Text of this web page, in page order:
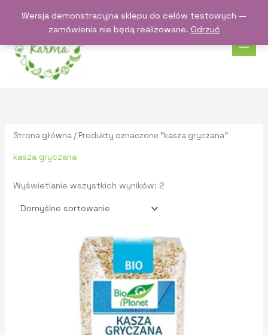
Wersja demonstracyjna sklepu do celów testowych —
zamówienia nie będą realizowane. Odrzuć
Strona główna / Produkty oznaczone “kasza gryczana”
kasza gryczana
Wyświetlanie wszystkich wyników: 2